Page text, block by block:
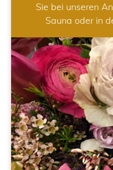
Sie bei unseren
Sauna oder in